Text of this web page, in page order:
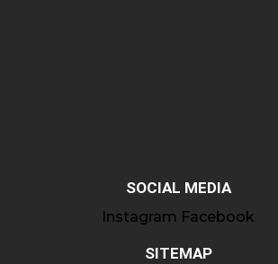
SOCIAL MEDIA
Instagram Facebook
SITEMAP